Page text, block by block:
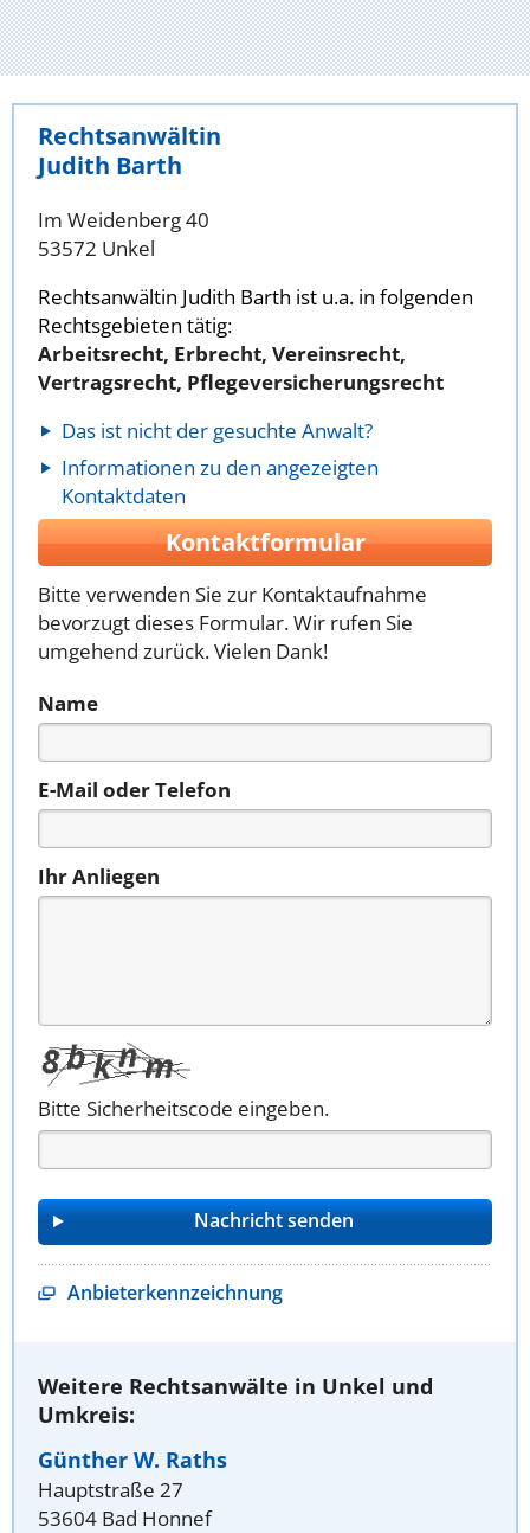
Rechtsanwältin
Judith Barth
Im Weidenberg 40
53572 Unkel
Rechtsanwältin Judith Barth ist u.a. in folgenden
Rechtsgebieten tätig:
Arbeitsrecht, Erbrecht, Vereinsrecht,
Vertragsrecht, Pflegeversicherungsrecht
Das ist nicht der gesuchte Anwalt?
Informationen zu den angezeigten
Kontaktdaten
Kontaktformular
Bitte verwenden Sie zur Kontaktaufnahme
bevorzugt dieses Formular. Wir rufen Sie
umgehend zurück. Vielen Dank!
Name
E-Mail oder Telefon
Ihr Anliegen
Bitte Sicherheitscode eingeben.
Anbieterkennzeichnung
Weitere Rechtsanwälte in Unkel und
Umkreis:
Günther W. Raths
Hauptstraße 27
53604 Bad Honnef